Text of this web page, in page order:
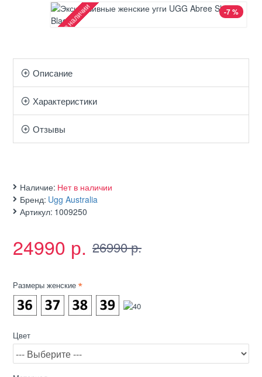
-7 %
Нет в наличии
Описание
Характеристики
Отзывы
Наличие: Нет в наличии
Бренд: Ugg Australia
Артикул: 1009250
24990 р. 26990 р.
Размеры женские
Цвет